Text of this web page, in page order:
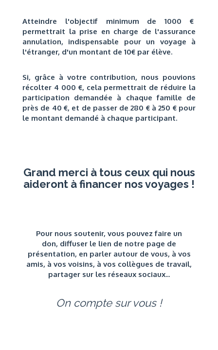
Atteindre l'objectif minimum de 1000 €
permettrait la prise en charge de l'assurance
annulation, indispensable pour un voyage à
l'étranger, d'un montant de 10€ par élève.
Si, grâce à votre contribution, nous pouvions
récolter 4 000 €, cela permettrait de réduire la
participation demandée à chaque famille de
près de 40 €, et de passer de 280 € à 250 € pour
le montant demandé à chaque participant.
Grand merci à tous ceux qui nous
aideront à financer nos voyages !
Pour nous soutenir, vous pouvez faire un
don, diffuser le lien de notre page de
présentation, en parler autour de vous, à vos
amis, à vos voisins, à vos collègues de travail,
partager sur les réseaux sociaux...
On compte sur vous !